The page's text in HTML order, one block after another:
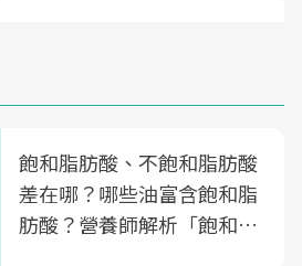
飽和脂肪酸、不飽和脂肪酸
差在哪？哪些油富含飽和脂
肪酸？營養師解析「飽和脂